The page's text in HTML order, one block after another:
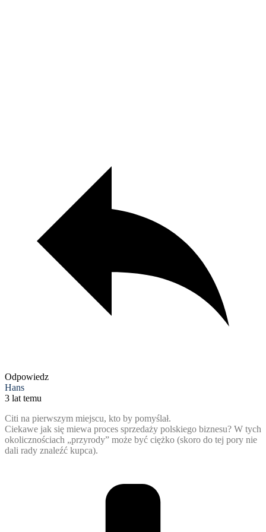
Odpowiedz
Hans
3 lat temu
Citi na pierwszym miejscu, kto by pomyślał.
Ciekawe jak się miewa proces sprzedaży polskiego biznesu? W tych
okolicznościach „przyrody” może być ciężko (skoro do tej pory nie
dali rady znaleźć kupca).